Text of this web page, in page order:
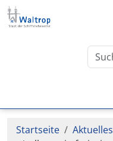
Direkt zum Inhalt
Startseite